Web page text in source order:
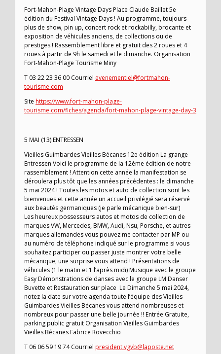
Fort-Mahon-Plage Vintage Days Place Claude Baillet 5e
édition du Festival Vintage Days ! Au programme, toujours
plus de show, pin up, concert rock et rockabilly, brocante et
exposition de véhicules anciens, de collections ou de
prestiges ! Rassemblement libre et gratuit des 2 roues et 4
roues à partir de 9h le samedi et le dimanche. Organisation
Fort-Mahon-Plage Tourisme Miny
T 03 22 23 36 00 Courriel evenementiel@fortmahon-
tourisme.com
Site https://www.fort-mahon-plage-
tourisme.com/fiches/agenda/fort-mahon-plage-vintage-day-3
5 MAI (13) ENTRESSEN
Vieilles Guimbardes Vieilles Bécanes 12e édition La grange
Entressen Voici le programme de la 12ème édition de notre
rassemblement ! Attention cette année la manifestation se
déroulera plus tôt que les années précédentes : le dimanche
5 mai 2024 ! Toutes les motos et auto de collection sont les
bienvenues et cette année un accueil privilégié sera réservé
aux beautés germaniques (je parle mécanique bien-sur)
Les heureux possesseurs autos et motos de collection de
marques VW, Mercedes, BMW, Audi, Nsu, Porsche, et autres
marques allemandes vous pouvez me contacter par MP ou
au numéro de téléphone indiqué sur le programme si vous
souhaitez participer ou passer juste montrer votre belle
mécanique, une surprise vous attend ! Présentations de
véhicules (1 le matin et 1 l’après midi) Musique avec le groupe
Easy Démonstrations de danses avec le groupe LM Danser
Buvette et Restauration sur place Le Dimanche 5 mai 2024,
notez la date sur votre agenda toute l’équipe des Vieilles
Guimbardes Vieilles Bécanes vous attend nombreuses et
nombreux pour passer une belle journée !! Entrée Gratuite,
parking public gratuit Organisation Vieilles Guimbardes
Vieilles Bécanes Fabrice Rovecchio
T 06 06 59 19 74 Courriel president.vgvb@laposte.net